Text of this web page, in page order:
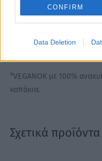
CONFIRM
Data Deletion
συστατικά 95%>φυτικής
16128. 100%
*VEGANOK με 100%
καπάκια.
Σχετικά προϊόντα